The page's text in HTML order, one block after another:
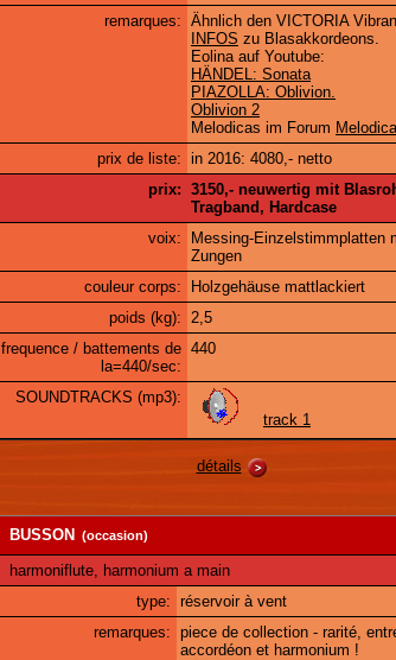
remarques: Ähnlich den VICTORIA
INFOS zu Blasakkordeons.
Eolina auf Youtube:
HÄNDEL: Sonata
PIAZOLLA: Oblivion.
Oblivion 2
Melodicas im Forum
prix de liste: in 2016: 4080,- netto
prix: 3150,- neuwertig mit
Tragband, Hardcase
voix:
Messing-Einzelstimmplatten
Zungen
couleur corps:
Holzgehäuse mattlackiert
poids (kg):
2,5
frequence / battements de
la=440/sec:
440
SOUNDTRACKS (mp3):
track 1
détails
BUSSON (occasion)
harmoniflute, harmonium a main
type: réservoir à vent
remarques: piece de collection - rarité,
accordéon et harmonium !